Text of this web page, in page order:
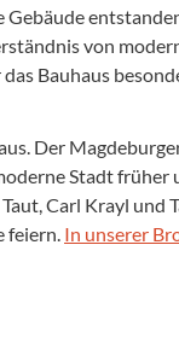
von
Bauhaus
Der
Stadt früher
Carl Krayl und
feiern. In unserer